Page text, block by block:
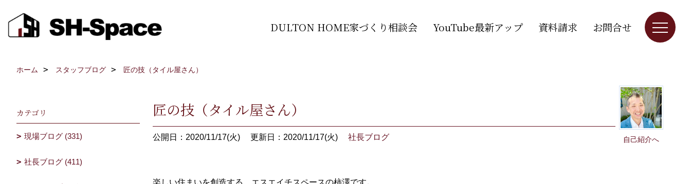
DULTON HOME家づくり相談会 YouTube最新アップ 資料請求 お問合せ
ホーム スタッフブログ 匠の技（タイル屋さん）
自己紹介へ
匠の技（タイル屋さん）
公開日：2020/11/17(火) 更新日：2020/11/17(火) 社長ブログ
楽しい住まいを創造する、エスエイチスペースの柿澤です。
カテゴリ
現場ブログ (331)
社長ブログ (411)